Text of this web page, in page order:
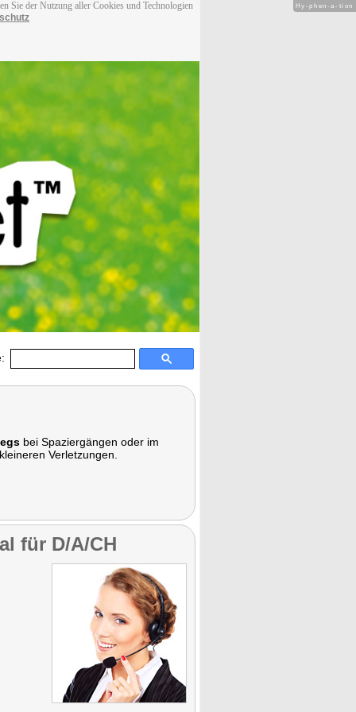
Sie der Nutzung aller Cookies und Technologien
bei Spaziergängen oder im
Verletzungen.
für D/A/CH
Hy-phen-a-tion